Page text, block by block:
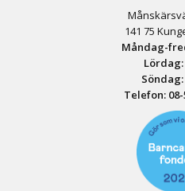
141 75
Måndag-
Lördag:
Söndag:
Telefon: